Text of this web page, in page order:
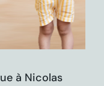
à Nicolas